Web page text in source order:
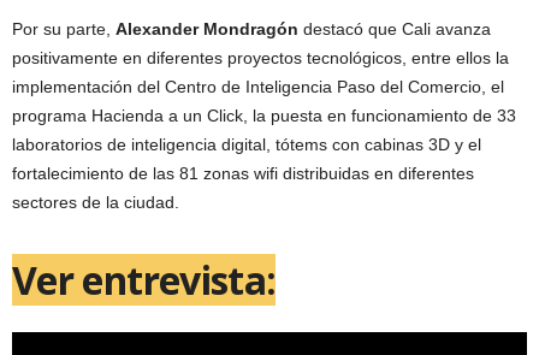
Por su parte, Alexander Mondragón destacó que Cali avanza
positivamente en diferentes proyectos tecnológicos, entre ellos la
implementación del Centro de Inteligencia Paso del Comercio, el
programa Hacienda a un Click, la puesta en funcionamiento de 33
laboratorios de inteligencia digital, tótems con cabinas 3D y el
fortalecimiento de las 81 zonas wifi distribuidas en diferentes
sectores de la ciudad.
Ver entrevista: